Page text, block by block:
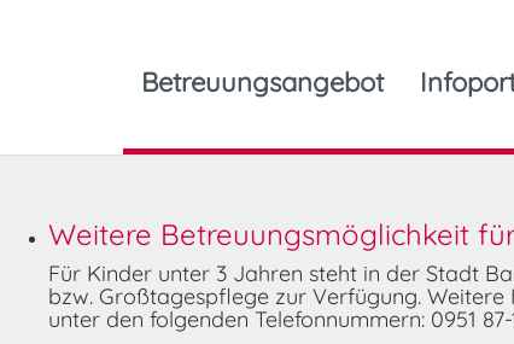
Betreuungsangebot
Weitere Betreuungsmöglichkeit
Für Kinder unter 3 Jahren steht in der Stadt
bzw. Großtagespflege zur Verfügung.
unter den folgenden Telefonnummern: 0951 87-